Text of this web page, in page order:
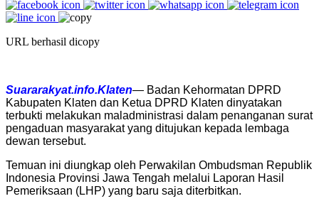
URL berhasil dicopy
Suararakyat.info.Klaten— Badan Kehormatan DPRD
Kabupaten Klaten dan Ketua DPRD Klaten dinyatakan
terbukti melakukan maladministrasi dalam penanganan surat
pengaduan masyarakat yang ditujukan kepada lembaga
dewan tersebut.
Temuan ini diungkap oleh Perwakilan Ombudsman Republik
Indonesia Provinsi Jawa Tengah melalui Laporan Hasil
Pemeriksaan (LHP) yang baru saja diterbitkan.